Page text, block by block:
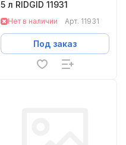
5 л RIDGID 11931
Нет в наличии Арт. 11931
Под заказ